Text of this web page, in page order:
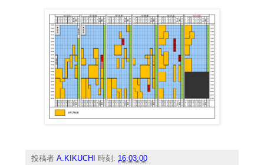
投稿者A.KIKUCHI 時刻: 16:03:00